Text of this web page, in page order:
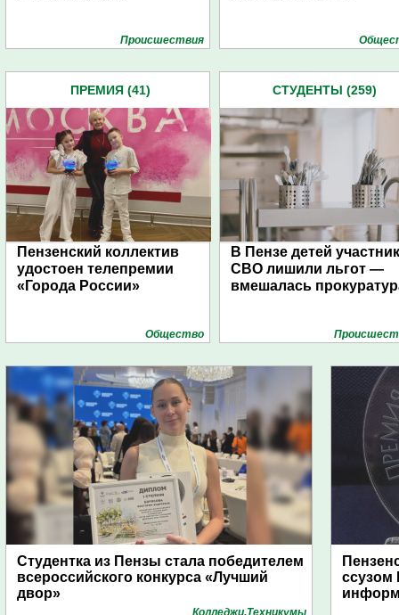
Проиcшествия
ПРЕМИЯ (41)
Пензенский коллектив
удостоен телепремии
«Города России»
Общество
СТУДЕНТЫ (259)
В Пензе детей
СВО лишили льгот —
вмешалась
Студентка из Пензы стала победителем
всероссийского конкурса «Лучший
двор»
Колледжи,Техникумы
ссузом